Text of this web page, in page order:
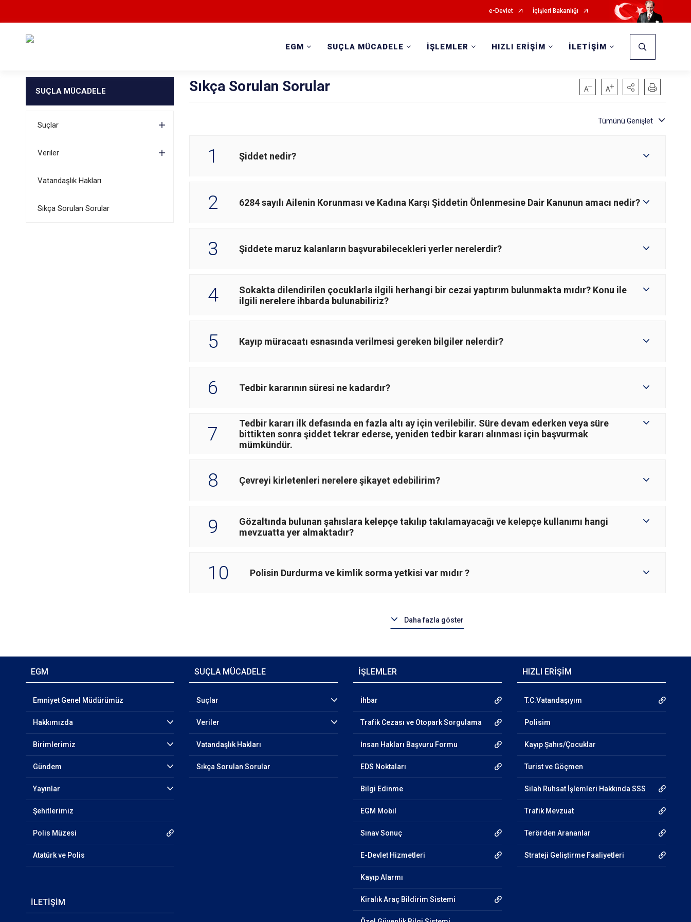
e-Devlet İçişleri Bakanlığı
EGM SUÇLA MÜCADELE İŞLEMLER HIZLI ERİŞİM İLETİŞİM
SUÇLA MÜCADELE
Suçlar
Veriler
Vatandaşlık Hakları
Sıkça Sorulan Sorular
Sıkça Sorulan Sorular
1 Şiddet nedir?
2 6284 sayılı Ailenin Korunması ve Kadına Karşı Şiddetin Önlenmesine Dair Kanunun amacı nedir?
3 ​Şiddete maruz kalanların başvurabilecekleri yerler nerelerdir?
4
Sokakta dilendirilen çocuklarla ilgili herhangi bir cezai yaptırım bulunmakta mıdır? Konu ile
ilgili nerelere ihbarda bulunabiliriz?
5 Kayıp müracaatı esnasında verilmesi gereken bilgiler nelerdir?
6 Tedbir kararının süresi ne kadardır?
7
Tedbir kararı ilk defasında en fazla altı ay için verilebilir. Süre devam ederken veya süre
bittikten sonra şiddet tekrar ederse, yeniden tedbir kararı alınması için başvurmak
mümkündür.​
8 Çevreyi kirletenleri nerelere şikayet edebilirim?
9
Gözaltında bulunan şahıslara kelepçe takılıp takılamayacağı ve kelepçe kullanımı hangi
mevzuatta yer almaktadır?
10 Polisin Durdurma ve kimlik sorma yetkisi var mıdır ?
Daha fazla göster
EGM
Emniyet Genel Müdürümüz
Hakkımızda
Birimlerimiz
Gündem
Yayınlar
Şehitlerimiz
Polis Müzesi
Atatürk ve Polis
SUÇLA MÜCADELE
Suçlar
Veriler
Vatandaşlık Hakları
Sıkça Sorulan Sorular
İŞLEMLER
İhbar
Trafik Cezası ve Otopark Sorgulama
İnsan Hakları Başvuru Formu
EDS Noktaları
Bilgi Edinme
EGM Mobil
Sınav Sonuç
E-Devlet Hizmetleri
Kayıp Alarmı
Kiralık Araç Bildirim Sistemi
HIZLI ERİŞİM
T.C.Vatandaşıyım
Polisim
Kayıp Şahıs/Çocuklar
Turist ve Göçmen
Silah Ruhsat İşlemleri Hakkında SSS
Trafik Mevzuat
Terörden Arananlar
Strateji Geliştirme Faaliyetleri
İLETİŞİM